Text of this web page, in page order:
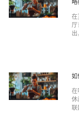
略
在
厅
出
如
在
休
联